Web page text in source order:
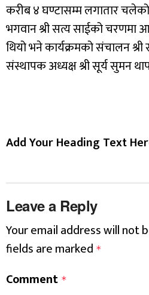
करीब ४ घण्टासम्म लगातार
भगवान श्री सत्य साईको चरणमा
थियो भने कार्यक्रमको संचालन
संस्थापक अध्यक्ष श्री सूर्य सुमन
Add Your Heading Text
Leave a Reply
Your email address will not
fields are marked *
Comment *